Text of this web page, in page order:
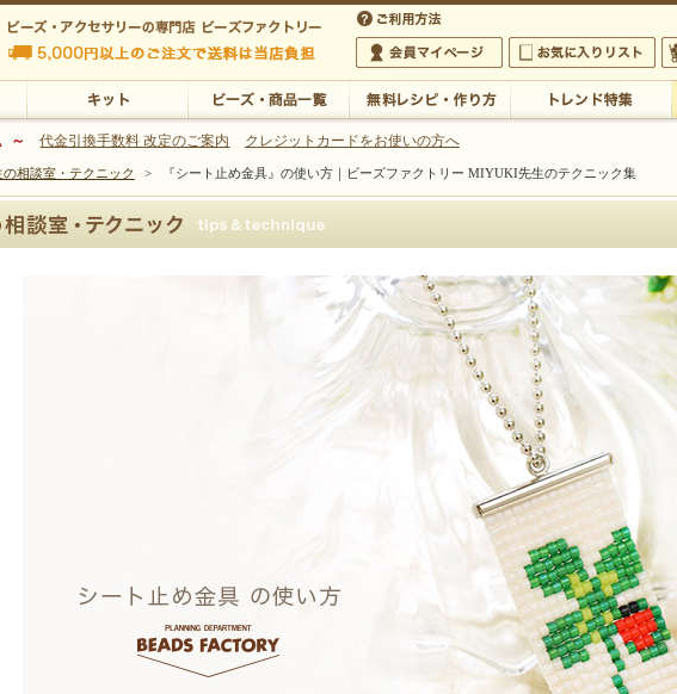
パーツ・金具など・アクセサリーの専門店
～ 代金引換手数料 改定のご案内 クレジットカードをお使いの方へ
相談室・テクニック > 『シート止め金具』の使い方｜ビーズファクトリー MIYUKI先生のテクニック集
使い方｜ビーズファクトリー MIYUKI先生のテクニック集